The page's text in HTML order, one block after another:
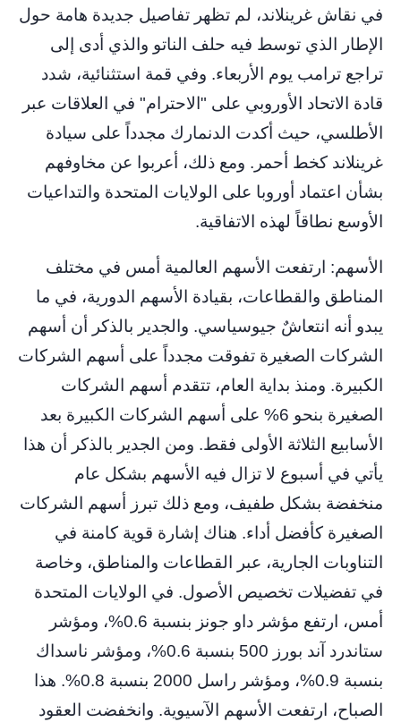
في نقاش غرينلاند، لم تظهر تفاصيل جديدة هامة حول
الإطار الذي توسط فيه حلف الناتو والذي أدى إلى
تراجع ترامب يوم الأربعاء. وفي قمة استثنائية، شدد
قادة الاتحاد الأوروبي على "الاحترام" في العلاقات عبر
الأطلسي، حيث أكدت الدنمارك مجدداً على سيادة
غرينلاند كخط أحمر. ومع ذلك، أعربوا عن مخاوفهم
بشأن اعتماد أوروبا على الولايات المتحدة والتداعيات
الأوسع نطاقاً لهذه الاتفاقية.
الأسهم: ارتفعت الأسهم العالمية أمس في مختلف
المناطق والقطاعات، بقيادة الأسهم الدورية، في ما
يبدو أنه انتعاشٌ جيوسياسي. والجدير بالذكر أن أسهم
الشركات الصغيرة تفوقت مجدداً على أسهم الشركات
الكبيرة. ومنذ بداية العام، تتقدم أسهم الشركات
الصغيرة بنحو 6% على أسهم الشركات الكبيرة بعد
الأسابيع الثلاثة الأولى فقط. ومن الجدير بالذكر أن هذا
يأتي في أسبوع لا تزال فيه الأسهم بشكل عام
منخفضة بشكل طفيف، ومع ذلك تبرز أسهم الشركات
الصغيرة كأفضل أداء. هناك إشارة قوية كامنة في
التناوبات الجارية، عبر القطاعات والمناطق، وخاصة
في تفضيلات تخصيص الأصول. في الولايات المتحدة
أمس، ارتفع مؤشر داو جونز بنسبة 0.6%، ومؤشر
ستاندرد آند بورز 500 بنسبة 0.6%، ومؤشر ناسداك
بنسبة 0.9%، ومؤشر راسل 2000 بنسبة 0.8%. هذا
الصباح، ارتفعت الأسهم الآسيوية. وانخفضت العقود